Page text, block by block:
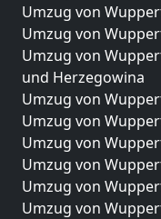
Umzug von
Umzug von
Umzug von
und Herzegowina
Umzug von
Umzug von
Umzug von
Umzug von
Umzug von
Umzug von